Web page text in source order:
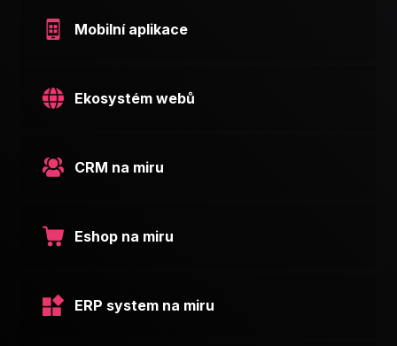
Mobilní aplikace
Ekosystém webů
CRM na miru
Eshop na miru
ERP system na miru